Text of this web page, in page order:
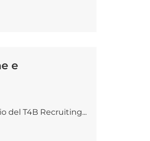
e
del T4B Recruiting...